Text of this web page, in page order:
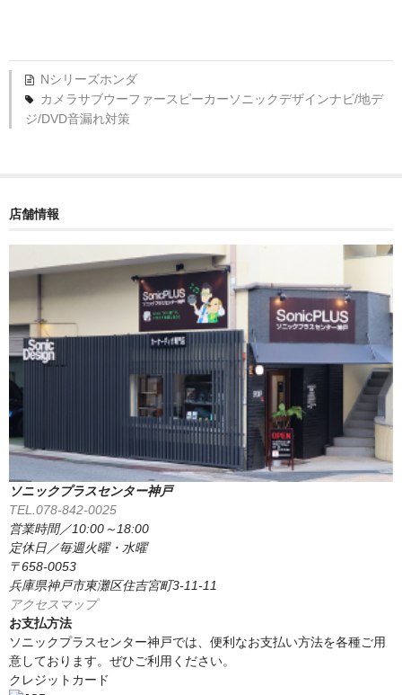
Nシリーズホンダ
カメラサブウーファースピーカーソニックデザインナビ/地デ
ジ/DVD音漏れ対策
店舗情報
ソニックプラスセンター神戸
TEL.078-842-0025
営業時間／10:00～18:00
定休日／毎週火曜・水曜
〒658-0053
兵庫県神戸市東灘区住吉宮町3-11-11
アクセスマップ
お支払方法
ソニックプラスセンター神戸では、便利なお支払い方法を各種ご用
意しております。ぜひご利用ください。
クレジットカード